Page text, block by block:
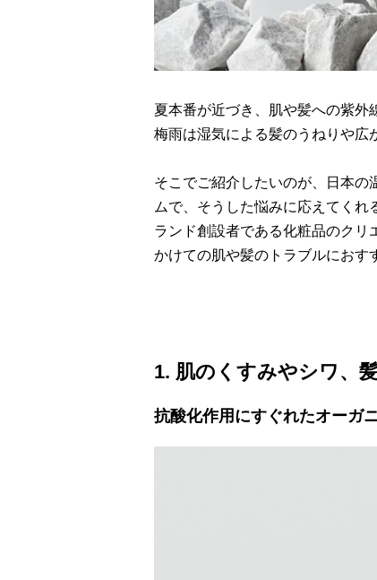
夏本番が近づき、肌や髪への紫外
梅雨は湿気による髪のうねりや広
そこでご紹介したいのが、日本の
ムで、そうした悩みに応えてく
ランド創設者である化粧品のクリ
かけての肌や髪のトラブルにおす
1. 肌のくすみやシワ、
抗酸化作用にすぐれたオーガ